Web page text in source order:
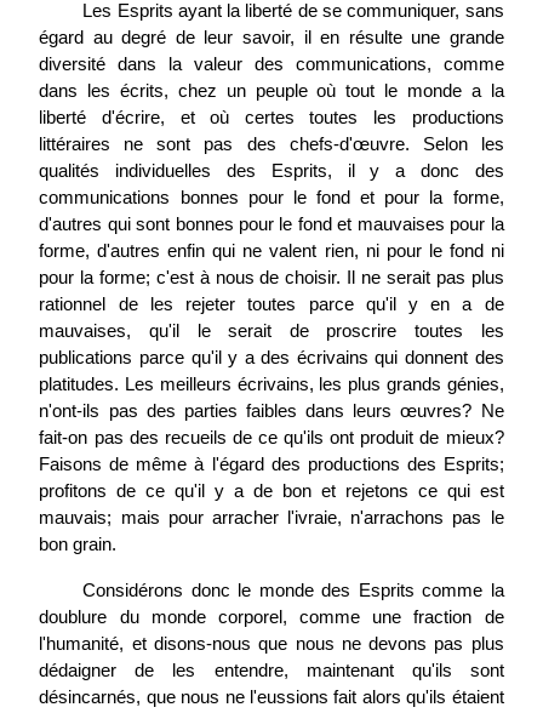
Les Esprits ayant la liberté de se communiquer, sans
égard au degré de leur savoir, il en résulte une grande
diversité dans la valeur des communications, comme
dans les écrits, chez un peuple où tout le monde a la
liberté d'écrire, et où certes toutes les productions
littéraires ne sont pas des chefs-d'œuvre. Selon les
qualités individuelles des Esprits, il y a donc des
communications bonnes pour le fond et pour la forme,
d'autres qui sont bonnes pour le fond et mauvaises pour la
forme, d'autres enfin qui ne valent rien, ni pour le fond ni
pour la forme; c'est à nous de choisir. Il ne serait pas plus
rationnel de les rejeter toutes parce qu'il y en a de
mauvaises, qu'il le serait de proscrire toutes les
publications parce qu'il y a des écrivains qui donnent des
platitudes. Les meilleurs écrivains, les plus grands génies,
n'ont-ils pas des parties faibles dans leurs œuvres? Ne
fait-on pas des recueils de ce qu'ils ont produit de mieux?
Faisons de même à l'égard des productions des Esprits;
profitons de ce qu'il y a de bon et rejetons ce qui est
mauvais; mais pour arracher l'ivraie, n'arrachons pas le
bon grain.
Considérons donc le monde des Esprits comme la
doublure du monde corporel, comme une fraction de
l'humanité, et disons-nous que nous ne devons pas plus
dédaigner de les entendre, maintenant qu'ils sont
désincarnés, que nous ne l'eussions fait alors qu'ils étaient